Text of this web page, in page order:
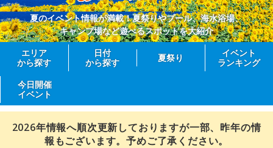
夏のイベント情報が満載！夏祭りやプール、海水浴場、
キャンプ場など遊べるスポットを大紹介
エリア
から探す
日付
から探す
夏祭り
イベント
ランキング
今日開催
イベント
2026年情報へ順次更新しておりますが一部、昨年の情
報もございます。予めご了承ください。